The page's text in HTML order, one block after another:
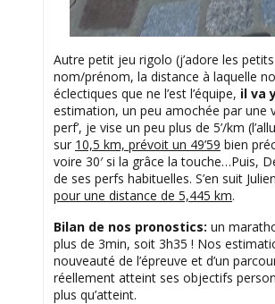
Autre petit jeu rigolo (j’adore les
nom/prénom, la distance à laquelle
éclectiques que ne l’est l’équipe, il va
estimation, un peu amochée par une
perf’, je vise un peu plus de 5’/km
sur 10,5 km, prévoit un 49’59 bien
voire 30′ si la grâce la touche…Puis,
de ses perfs habituelles. S’en suit
pour une distance de 5,445 km.
Bilan de nos pronostics: un
plus de 3min, soit 3h35 ! Nos
nouveauté de l’épreuve et d’un
réellement atteint ses objectifs
plus qu’atteint.